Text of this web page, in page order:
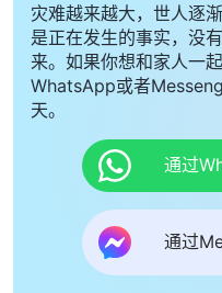
灾难越来越大，世人逐
是正在发生的事实，没
来。如果你想和家人一
WhatsApp或者
天。
通过
通过